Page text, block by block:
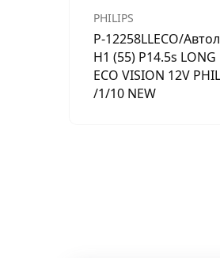
PHILIPS
P-12258LLECO/
H1 (55) P14.5s LONG
ECO VISION 12V
/1/10 NEW